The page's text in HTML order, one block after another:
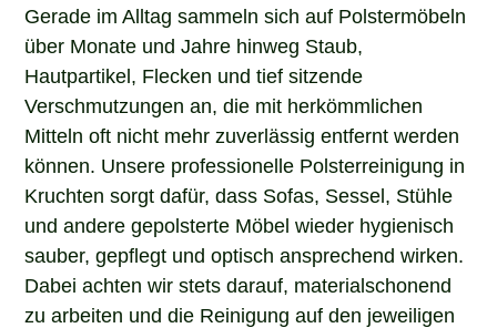
Gerade im Alltag sammeln sich auf Polstermöbeln
über Monate und Jahre hinweg Staub,
Hautpartikel, Flecken und tief sitzende
Verschmutzungen an, die mit herkömmlichen
Mitteln oft nicht mehr zuverlässig entfernt werden
können. Unsere professionelle Polsterreinigung in
Kruchten sorgt dafür, dass Sofas, Sessel, Stühle
und andere gepolsterte Möbel wieder hygienisch
sauber, gepflegt und optisch ansprechend wirken.
Dabei achten wir stets darauf, materialschonend
zu arbeiten und die Reinigung auf den jeweiligen